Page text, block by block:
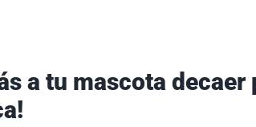
a tu mascota